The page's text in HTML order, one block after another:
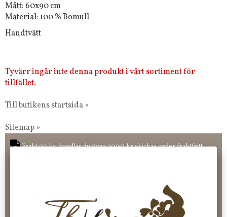
Mått: 60x90 cm
Material: 100 % Bomull
Handtvätt
Tyvärr ingår inte denna produkt i vårt sortiment för
tillfället.
Till butikens startsida »
Sitemap »
Frakt 99 kr, handlar du över 2000 kr skickas order fraktfritt.
Faktura 0 kr. Hos oss betalar du enkelt och smidigt med KLARNA
CHECKOUT. Välj själv hur du vill betala mellan alla Klarnas
betalningstjänster. Och du kan även välja PAYSON betalningstjänst.